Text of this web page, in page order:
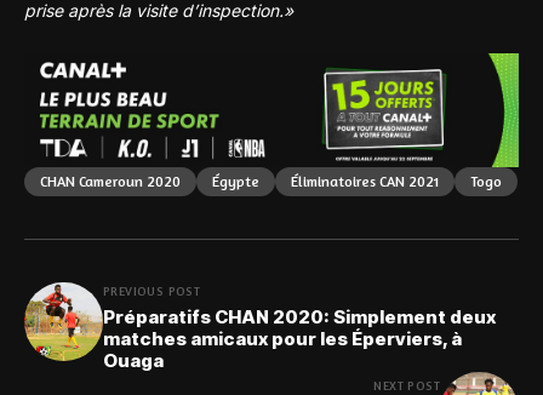
prise après la visite d’inspection.»
CHAN Cameroun 2020 Égypte Éliminatoires CAN 2021 Togo
PREVIOUS POST
Préparatifs CHAN 2020: Simplement deux
matches amicaux pour les Éperviers, à
Ouaga
NEXT POST